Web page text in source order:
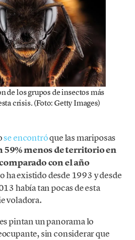
de los grupos de insectos más
crisis. (Foto: Getty Images)
se encontróque las mariposas
59% menos de territorio en
con el año
ha existido desde 1993 y desde
había tan pocas de esta
voladora.
pintan un panorama lo
sin considerar que